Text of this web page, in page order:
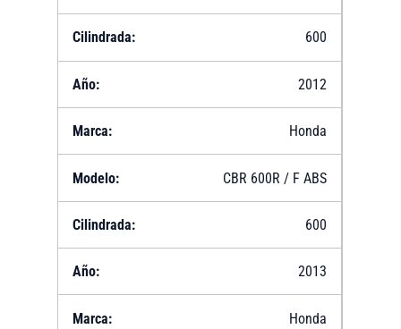
600
2012
Honda
CBR 600R / F ABS
600
2013
Honda